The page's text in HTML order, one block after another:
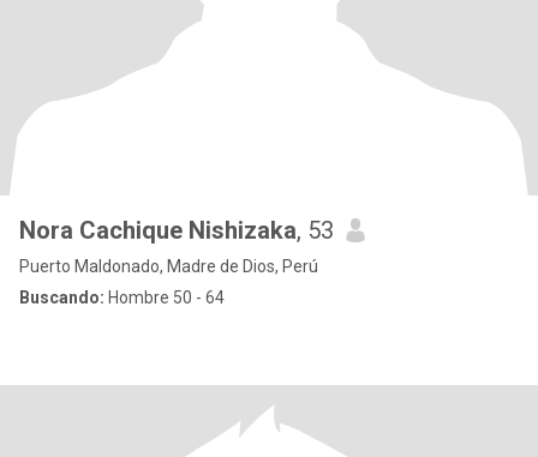
Nora Cachique Nishizaka, 53
Puerto Maldonado, Madre de Dios, Perú
Buscando: Hombre 50 - 64